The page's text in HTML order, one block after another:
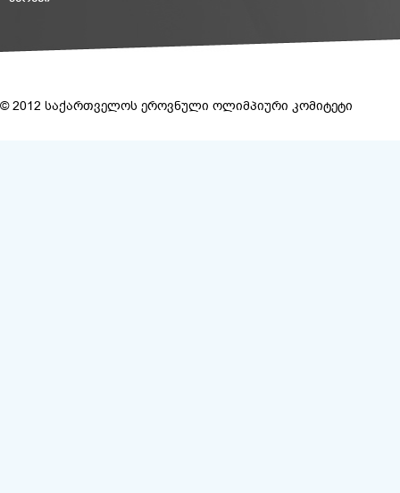
© 2012 საქართველოს ეროვნული ოლიმპიური კომიტეტი